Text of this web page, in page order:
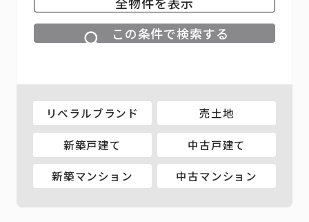
この条件で検索する
リベラルブランド 売土地
新築戸建て 中古戸建て
新築マンション 中古マンション